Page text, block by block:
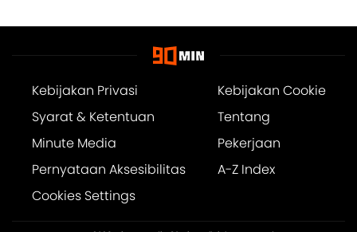
Kebijakan Privasi
Kebijakan Cookie
Syarat & Ketentuan
Tentang
Minute Media
Pekerjaan
Pernyataan Aksesibilitas
A-Z Index
Cookies Settings